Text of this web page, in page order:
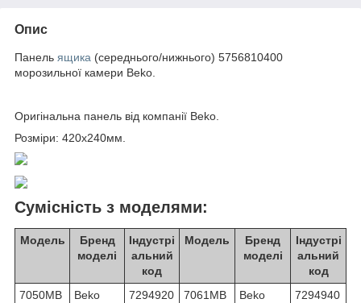
Опис
Панель ящика (середнього/нижнього) 5756810400
морозильної камери Beko.
Оригінальна панель від компанії Beko.
Розміри: 420x240мм.
Сумісність з моделями:
Модель
Бренд
моделі
Індустрі
альний
код
Модель
Бренд
моделі
Індустрі
альний
код
7050MB
Beko
7294920
7061MB Beko
7294940